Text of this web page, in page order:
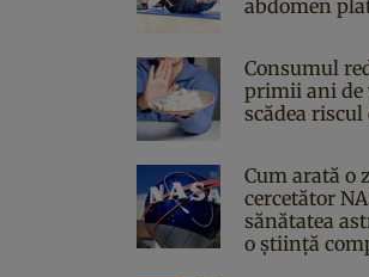
abdomen
Consumul
primii ani de
scădea
Cum arată o
cercetător
sănătatea
o știință